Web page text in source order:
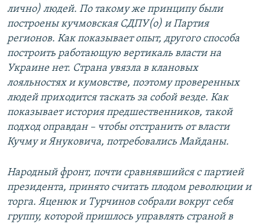
лично) людей. По такому же принципу были
построены кучмовская СДПУ(о) и Партия
регионов. Как показывает опыт, другого способа
построить работающую вертикаль власти на
Украине нет. Страна увязла в клановых
лояльностях и кумовстве, поэтому проверенных
людей приходится таскать за собой везде. Как
показывает история предшественников, такой
подход оправдан – чтобы отстранить от власти
Кучму и Януковича, потребовались Майданы.
Народный фронт, почти сравнявшийся с партией
президента, принято считать плодом революции и
торга. Яценюк и Турчинов собрали вокруг себя
группу, которой пришлось управлять страной в